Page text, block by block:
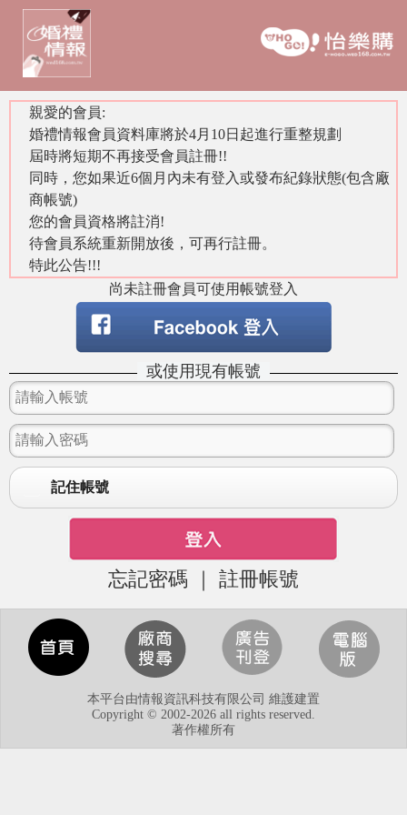
親愛的會員:
婚禮情報會員資料庫將於4月10日起進行重整規劃
屆時將短期不再接受會員註冊!!
同時，您如果近6個月內未有登入或發布紀錄狀態(包含廠
商帳號)
您的會員資格將註消!
待會員系統重新開放後，可再行註冊。
特此公告!!!
尚未註冊會員可使用帳號登入
或使用現有帳號
記住帳號
忘記密碼 ｜ 註冊帳號
本平台由情報資訊科技有限公司 維護建置
Copyright © 2002-2026 all rights reserved.
著作權所有